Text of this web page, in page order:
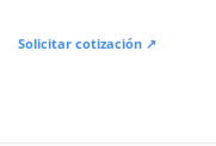
Solicitar cotización ↗